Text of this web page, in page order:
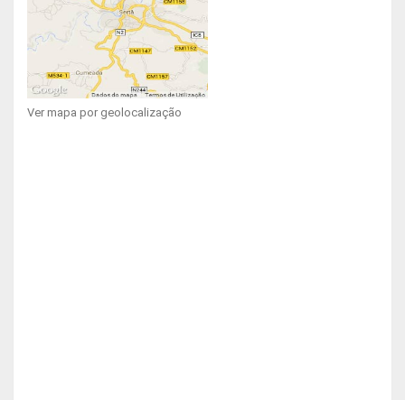
Ver mapa por geolocalização